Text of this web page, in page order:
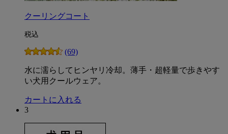
クーリングコート
税込
(69)
水に濡らしてヒンヤリ冷却。薄手・超軽量で歩きやす
い犬用クールウェア。
カートに入れる
3